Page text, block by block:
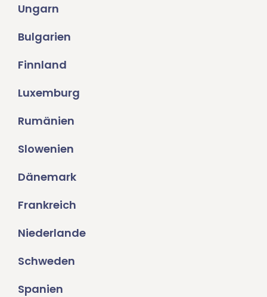
Ungarn
Bulgarien
Finnland
Luxemburg
Rumänien
Slowenien
Dänemark
Frankreich
Niederlande
Schweden
Spanien